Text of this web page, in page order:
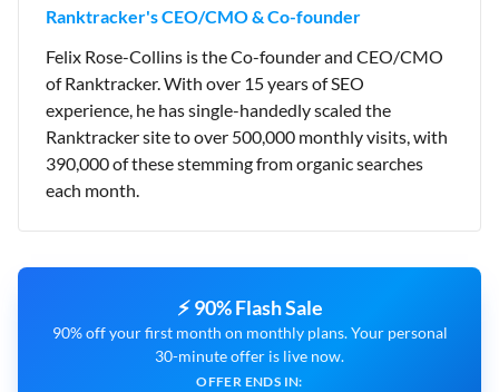
Ranktracker's CEO/CMO & Co-founder
Felix Rose-Collins is the Co-founder and CEO/CMO
of Ranktracker. With over 15 years of SEO
experience, he has single-handedly scaled the
Ranktracker site to over 500,000 monthly visits, with
390,000 of these stemming from organic searches
each month.
⚡ 90% Flash Sale
90% off your first month on monthly plans. Your personal
30-minute offer is live now.
OFFER ENDS IN: